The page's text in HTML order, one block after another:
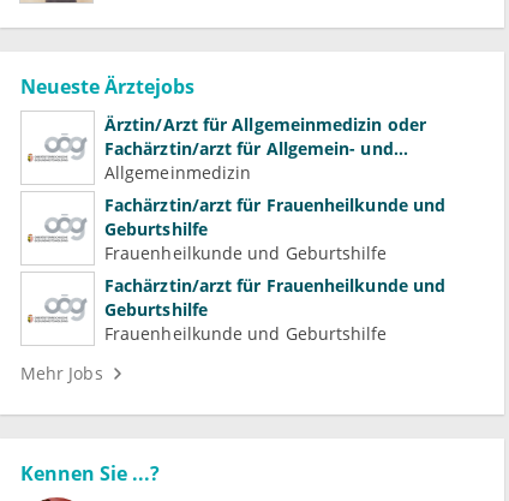
Neueste Ärztejobs
Ärztin/Arzt für Allgemeinmedizin oder
Fachärztin/arzt für Allgemein- und
Familienmedizin für Psychiatrie und
Psychotherapeutische Medizin
Allgemeinmedizin
Fachärztin/arzt für Frauenheilkunde und
Geburtshilfe
Frauenheilkunde und Geburtshilfe
Fachärztin/arzt für Frauenheilkunde und
Geburtshilfe
Frauenheilkunde und Geburtshilfe
Mehr Jobs
Kennen Sie ...?